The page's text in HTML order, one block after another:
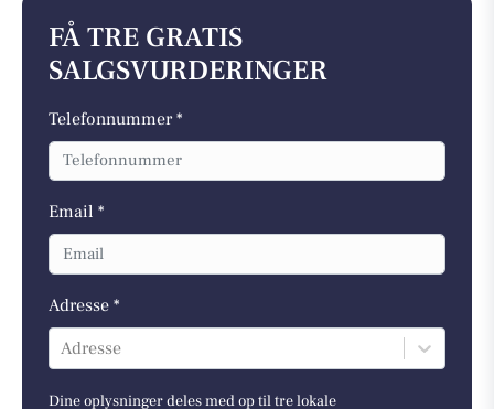
FÅ TRE GRATIS
SALGSVURDERINGER
Telefonnummer *
Email *
Adresse *
Adresse
Dine oplysninger deles med op til tre lokale